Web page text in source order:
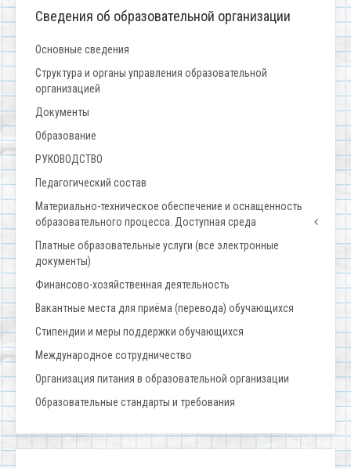
Сведения об образовательной организации
Основные сведения
Структура и органы управления образовательной
организацией
Документы
Образование
РУКОВОДСТВО
Педагогический состав
Материально-техническое обеспечение и оснащенность
образовательного процесса. Доступная среда
Платные образовательные услуги (все электронные
документы)
Финансово-хозяйственная деятельность
Вакантные места для приёма (перевода) обучающихся
Стипендии и меры поддержки обучающихся
Международное сотрудничество
Организация питания в образовательной организации
Образовательные стандарты и требования